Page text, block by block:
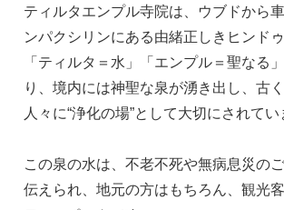
ティルタエンプル寺院は、ウブドから
ンパクシリンにある由緒正しきヒンドゥ
「ティルタ＝水」「エンプル＝聖なる
り、境内には神聖な泉が湧き出し、古
人々に“浄化の場”として大切にされてい
この泉の水は、不老不死や無病息災の
伝えられ、地元の方はもちろん、観光